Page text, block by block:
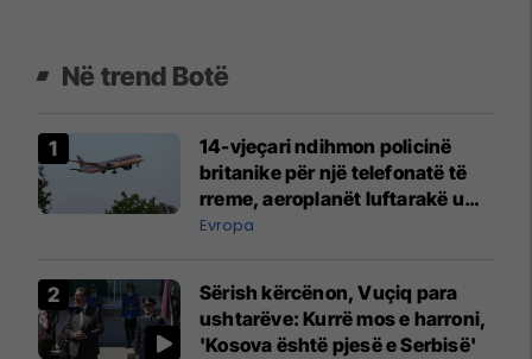
Në trend Botë
14-vjeçari ndihmon policinë
britanike për një telefonatë të
rreme, aeroplanët luftarakë u
ngritën në ajër për të
Mançesterit
Evropa
Sërish kërcënon, Vuçiq para
ushtarëve: Kurrë mos e harroni,
'Kosova është pjesë e Serbisë'